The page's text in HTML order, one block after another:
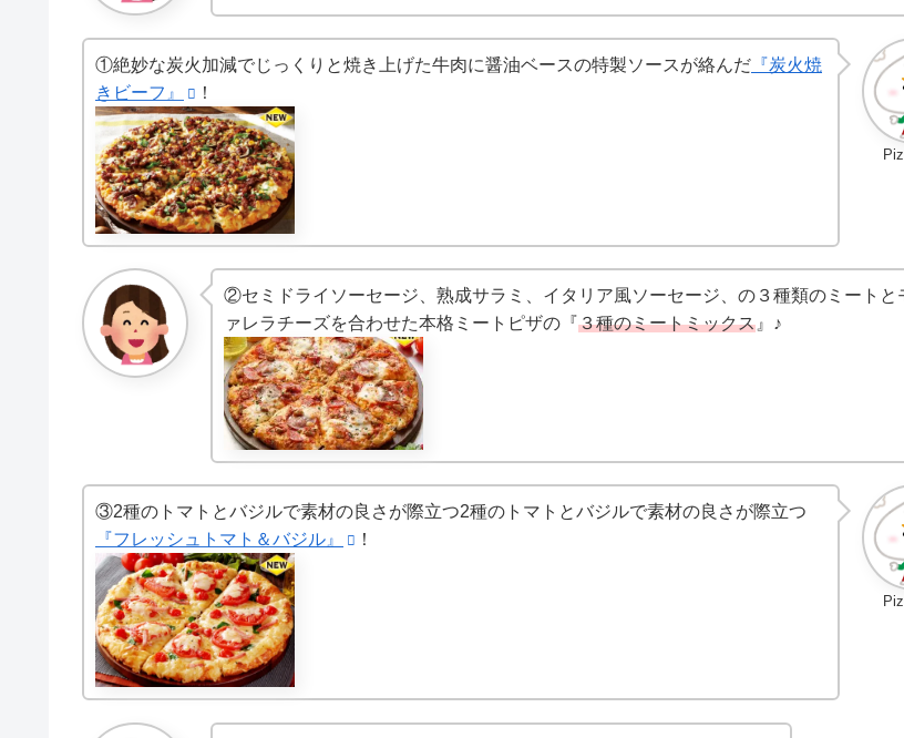
①絶妙な炭火加減でじっくりと焼き上げた牛肉に醤油ベースの特製ソースが絡んだ 『炭火焼
きビーフ』
！
②セミドライソーセージ、熟成サラミ、イタリア風ソーセージ、の３種類のミートと
ァレラチーズを合わせた本格ミートピザの『３種のミートミックス 』♪
③2種のトマトとバジルで素材の良さが際立つ2種のトマトとバジルで素材の良さが際立つ
『フレッシュトマト＆バジル』
！